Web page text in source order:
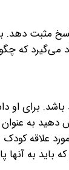
مثبت دهد.
می‌گیرد که
برای او
دهید به
علاقه
باید به